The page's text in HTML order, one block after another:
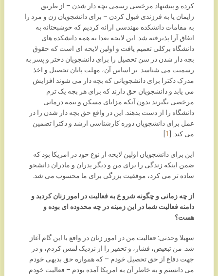
کرده و پیشنهاد مرخصی رسمی بچه دار شدن – از طریق
زایمان یا به فرزندی قبول کردن – برای دانشجویان زن و مرد را
به مقامات دانشکده مهندسی ارائه کردیم که خوشبختانه به
اتفاق آرا پذیرفته شد. این لایحه بعدا به همه دانشکده های
دانشگاه برکلی تعمیم یافت و اولین لایحه ای است که حقوق
بچه دار شدن در سن تحصیل را برای دانشجویان دختر و پسر به
رسمیت می شناسد. بر اساس آن، مهلت پایان تحصیل و اخذ
مدرک دکترا برای دانشجویانی که بچه دار می شوند افزایش
می یابد و دانشجویان حق دارند که برای هر بچه یک ترم
مرخصی بگیرند بدون آنکه مزایای مسکن و بیمه درمانی
دانشگاه را از دست بدهند. این در واقع حق بچه دار شدن را در
عمل برای دانشجویان دوره کارشناسی ارشد و دکترا تضمین
می کند. [
1
این برای دانشجویان اولین لایحه از نوع خود در امریکا بود که
ضمن اینکه زندگی را برای من و دیگر پدران و مادران دانشجو
ساده تر می کرد، موفقیت بزرگی برای ما محسوب می شد.
از چه زمانی و چگونه شرو ع به فعالیت در امور زنان کردید و
دامنه فعالیت شما در این زمینه در چه محدوده ای بوده و
هست؟
سهیلا وحدتی: فعالیت من در امور زنان در واقع با این گام آغاز
شد. من تبعیض، فشار، و تحقیر را از نزدیک لمس کردم، و در
جهت دفاع از حق تحصیل خودم – که همواره حق بدیهی خودم
می دانستم و به خاطر آن به امریکا آمده بودم – فعالیت خودم